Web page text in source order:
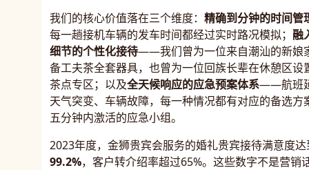
我们的核心价值落在三个维度： 精确到分钟的时间管
每一趟接机车辆的发车时间都经过实时路况模拟； 融
细节的个性化接待——我们曾为一位来自潮汕的新娘
备工夫茶全套器具，也曾为一位回族长辈在休憩区设
茶点专区；以及全天候响应的应急预案体系——航班
天气突变、车辆故障，每一种情况都有对应的备选方
五分钟内激活的应急小组。
2023年度，金狮贵宾会服务的婚礼贵宾接待满意度达
99.2%，客户转介绍率超过65%。这些数字不是营销